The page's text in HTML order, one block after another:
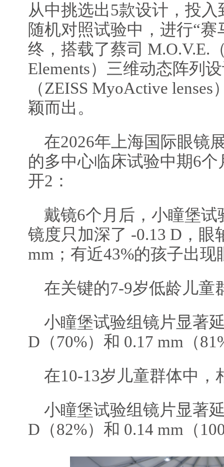
从中挑选出5款设计，投
随机对照试验中，进行“
终，搭载了蔡司 M.O.V.E.
Elements）三维动态阵列
（ZEISS MyoActive
颖而出。
在2026年上海国际眼镜
的多中心临床试验中期6
开2：
戴镜6个月后，小瞳堡
镜度只加深了 -0.13 D，眼
mm；有近43%的孩子出现
在关键的7-9岁低龄儿童
小瞳堡试验组镜片显著
D（70%）和 0.17 mm（
在10-13岁儿童群体中
小瞳堡试验组镜片显著
D（82%）和 0.14 mm（